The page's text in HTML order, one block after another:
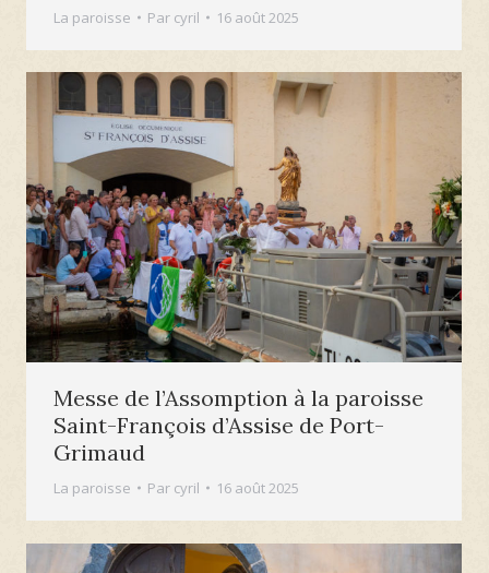
La paroisse Par cyril 16 août 2025
Messe de l’Assomption à la paroisse
Saint-François d’Assise de Port-
Grimaud
La paroisse Par cyril 16 août 2025